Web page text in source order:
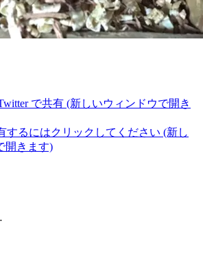
で共有 (新しいウィンドウで開き
するにはクリックしてください (新し
開きます)